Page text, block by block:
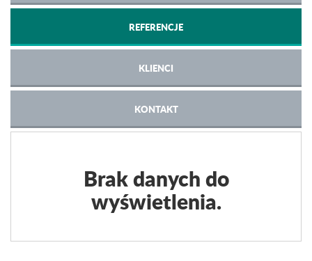
REFERENCJE
KLIENCI
KONTAKT
Brak danych do
wyświetlenia.